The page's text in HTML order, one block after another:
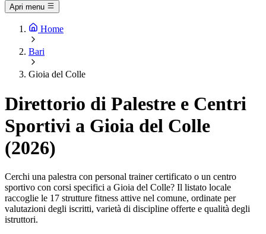
Apri menu
Home
Bari
Gioia del Colle
Direttorio di Palestre e Centri
Sportivi a Gioia del Colle
(2026)
Cerchi una palestra con personal trainer certificato o un centro
sportivo con corsi specifici a Gioia del Colle? Il listato locale
raccoglie le 17 strutture fitness attive nel comune, ordinate per
valutazioni degli iscritti, varietà di discipline offerte e qualità degli
istruttori.